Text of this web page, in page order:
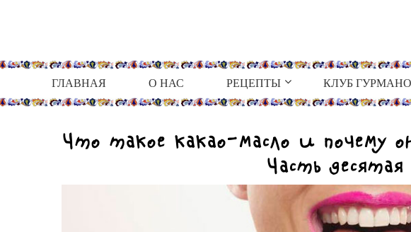
ГЛАВНАЯ О НАС РЕЦЕПТЫ КЛУБ
Что такое какао-масло и почему
Часть десятая